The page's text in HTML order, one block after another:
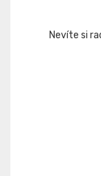
Nevíte si